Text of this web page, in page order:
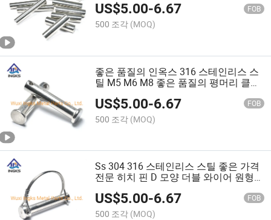
US$5.00-6.67 FOB
500 조각 (MOQ)
좋은 품질의 인옥스 316 스테인리스 스
틸 M5 M6 M8 좋은 품질의 평머리 클레
US$5.00-6.67 FOB
500 조각 (MOQ)
Ss 304 316 스테인리스 스틸 좋은 가격
전문 히치 핀 D 모양 더블 와이어 원형
잠금 핀
US$5.00-6.67 FOB
500 조각 (MOQ)